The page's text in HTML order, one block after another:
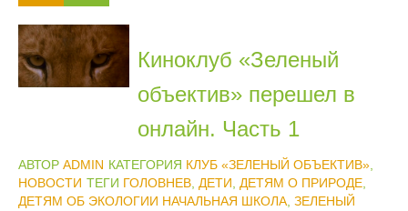
Киноклуб «Зеленый
объектив» перешел в
онлайн. Часть 1
АВТОР ADMIN КАТЕГОРИЯ КЛУБ «ЗЕЛЕНЫЙ ОБЪЕКТИВ»
НОВОСТИ ТЕГИ ГОЛОВНЕВ ДЕТИ ДЕТЯМ О ПРИРОДЕ
ДЕТЯМ ОБ ЭКОЛОГИИ НАЧАЛЬНАЯ ШКОЛА ЗЕЛЕНЫЙ